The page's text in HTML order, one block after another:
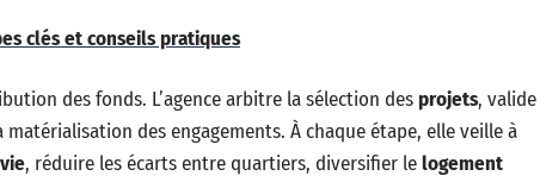
clés et conseils pratiques
des fonds. L’agence arbitre la sélection desprojets, valide
des engagements. À chaque étape, elle veille à
, réduire les écarts entre quartiers, diversifier lelogement